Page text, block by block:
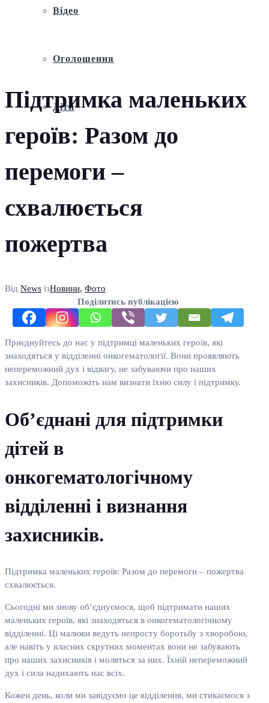
Відео
Оголошення
Діти
Підтримка маленьких
героїв: Разом до
перемоги –
схвалюється
пожертва
Від News ізНовини, Фото
Поділитись публікацією
Приєднуйтесь до нас у підтримці маленьких героїв, які
знаходяться у відділенні онкогематології. Вони проявляють
непереможний дух і відвагу, не забуваючи про наших
захисників. Допоможіть нам визнати їхню силу і підтримку.
Об’єднані для підтримки
дітей в
онкогематологічному
відділенні і визнання
захисників.
Підтримка маленьких героїв: Разом до перемоги – пожертва
схвалюється.
Сьогодні ми знову об’єднуємося, щоб підтримати наших
маленьких героїв, які знаходяться в онкогематологічному
відділенні. Ці малюки ведуть непросту боротьбу з хворобою,
але навіть у власних скрутних моментах вони не забувають
про наших захисників і моляться за них. Їхній непереможний
дух і сила надихають нас всіх.
Кожен день, коли ми завідуємо це відділення, ми стикаємося з